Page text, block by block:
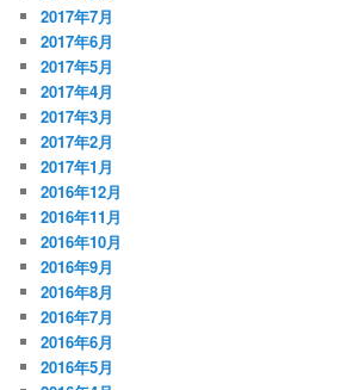
2017年7月
2017年6月
2017年5月
2017年4月
2017年3月
2017年2月
2017年1月
2016年12月
2016年11月
2016年10月
2016年9月
2016年8月
2016年7月
2016年6月
2016年5月